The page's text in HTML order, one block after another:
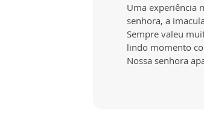
Uma experiência
senhora, a
Sempre valeu
lindo momento
Nossa senhora